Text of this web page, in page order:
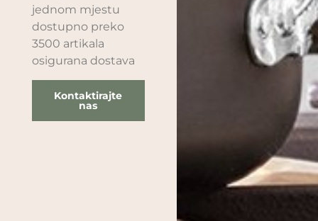
jednom mjestu
dostupno preko
3500 artikala
osigurana dostava
Kontaktirajte
nas